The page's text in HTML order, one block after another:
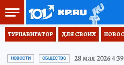
ТУРНАВИГАТОР ДЛЯ СВОИХ
НОВОСТИ ОБЩЕСТВО 28 мая 2026 4:39